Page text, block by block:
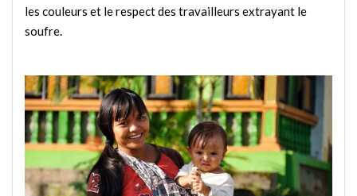
les couleurs et le respect des travailleurs extrayant le
soufre.